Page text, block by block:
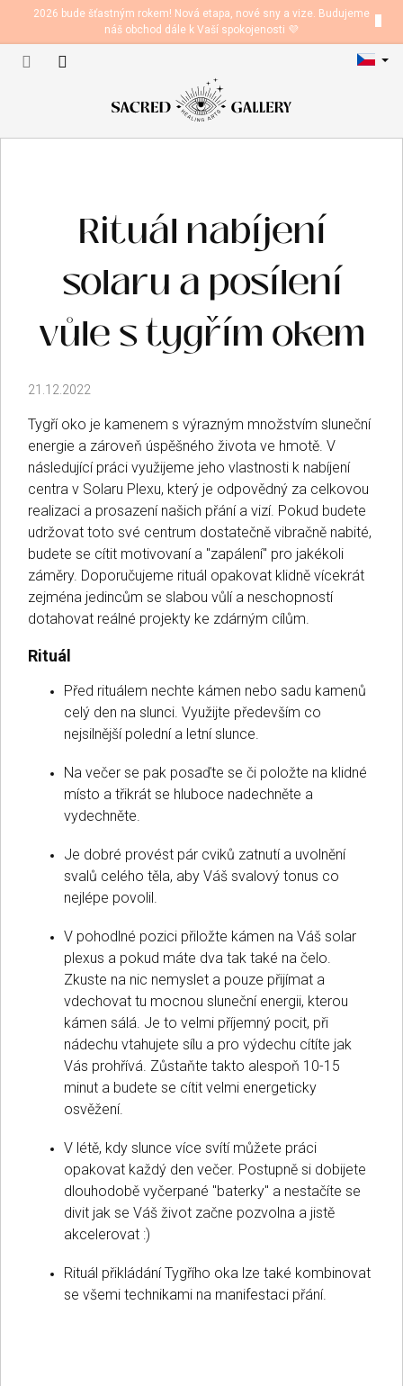
obsah
2026 bude šťastným rokem! Nová etapa, nové sny a vize. Budujeme
náš obchod dále k Vaší spokojenosti 💜
Rituál nabíjení
solaru a posílení
vůle s tygřím okem
21.12.2022
Tygří oko je kamenem s výrazným množstvím sluneční
energie a zároveň úspěšného života ve hmotě. V
následující práci využijeme jeho vlastnosti k nabíjení
centra v Solaru Plexu, který je odpovědný za celkovou
realizaci a prosazení našich přání a vizí. Pokud budete
udržovat toto své centrum dostatečně vibračně nabité,
budete se cítit motivovaní a "zapálení" pro jakékoli
záměry. Doporučujeme rituál opakovat klidně vícekrát
zejména jedincům se slabou vůlí a neschopností
dotahovat reálné projekty ke zdárným cílům.
Rituál
Před rituálem nechte kámen nebo sadu kamenů
celý den na slunci. Využijte především co
nejsilnější polední a letní slunce.
Na večer se pak posaďte se či položte na klidné
místo a třikrát se hluboce nadechněte a
vydechněte.
Je dobré provést pár cviků zatnutí a uvolnění
svalů celého těla, aby Váš svalový tonus co
nejlépe povolil.
V pohodlné pozici přiložte kámen na Váš solar
plexus a pokud máte dva tak také na čelo.
Zkuste na nic nemyslet a pouze přijímat a
vdechovat tu mocnou sluneční energii, kterou
kámen sálá. Je to velmi příjemný pocit, při
nádechu vtahujete sílu a pro výdechu cítíte jak
Vás prohřívá. Zůstaňte takto alespoň 10-15
minut a budete se cítit velmi energeticky
osvěžení.
V létě, kdy slunce více svítí můžete práci
opakovat každý den večer. Postupně si dobijete
dlouhodobě vyčerpané "baterky" a nestačíte se
divit jak se Váš život začne pozvolna a jistě
akcelerovat :)
Rituál přikládání Tygřího oka lze také kombinovat
se všemi technikami na manifestaci přání.